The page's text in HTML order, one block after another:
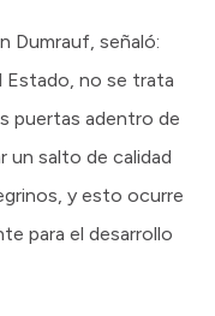
Dumrauf, señaló:
Estado, no se trata
puertas adentro de
un salto de calidad
y esto ocurre
para el desarrollo